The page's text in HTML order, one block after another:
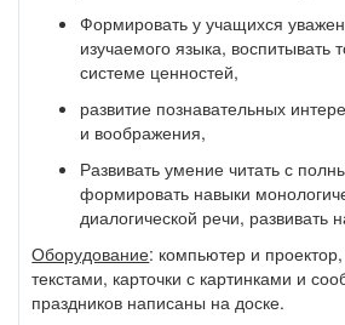
Ребята дома подготовили сообщения.
сопровождала презентацией и
1-ый праздник РОЖДЕСТВО
Затем я раздала детям карточки с
Christmas”.Read and discuss.
Once at Christmas I was sitting by the
thinking of funny and bright cracking
A knock at my door. I opened it…And,
me. Real Santa!!!
«Yes, don`t be surprised» — he said. «I
Формировать у учащихся
изучаемого языка,
системе ценностей,
развитие познавательных
и воображения,
Развивать умение читать с
формировать навыки
диалогической речи, развивать
Оборудование: компьютер и проектор,
текстами, карточки с картинками и
праздников написаны на доске.